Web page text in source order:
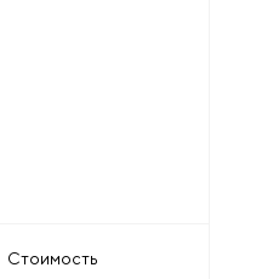
Стоимость